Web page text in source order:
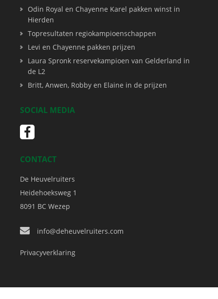
Odin Royal en Chayenne Karel pakken winst in
Hierden
Topresultaten regiokampioenschappen
Levi en Chayenne pakken prijzen
Laura Spronk reservekampioen van Gelderland in
de L2
Britt, Anwen, Robby en Elaine in de prijzen
SOCIAL MEDIA
CONTACT
De Heuvelruiters
Heidehoeksweg 1
8091 BC Wezep
info@deheuvelruiters.com
Privacyverklaring